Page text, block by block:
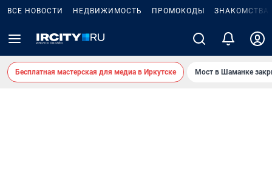
ВСЕ НОВОСТИ НЕДВИЖИМОСТЬ ПРОМОКОДЫ ЗНАКОМСТВА
Бесплатная мастерская для медиа в Иркутске Мост в Шаманке